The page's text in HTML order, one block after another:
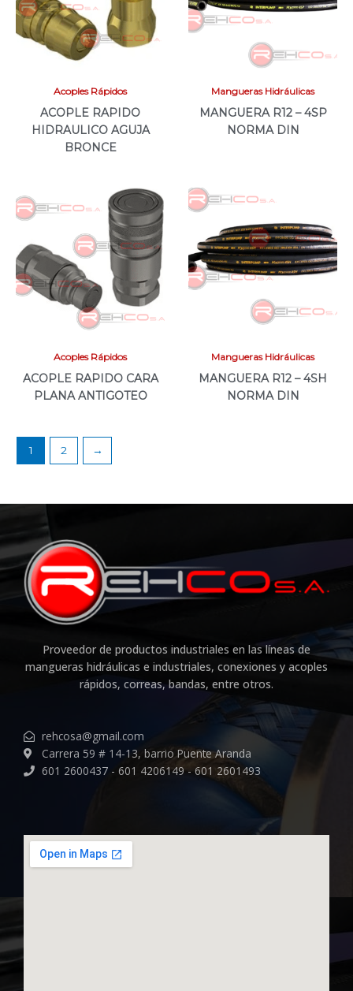
Acoples Rápidos
ACOPLE RAPIDO
HIDRAULICO AGUJA
BRONCE
Mangueras Hidráulicas
MANGUERA R12 – 4SP
NORMA DIN
Acoples Rápidos
ACOPLE RAPIDO CARA
PLANA ANTIGOTEO
Mangueras Hidráulicas
MANGUERA R12 – 4SH
NORMA DIN
1 2 →
Proveedor de productos industriales en las líneas de
mangueras hidráulicas e industriales, conexiones y acoples
rápidos, correas, bandas, entre otros.
rehcosa@gmail.com
Carrera 59 # 14-13, barrio Puente Aranda
601 2600437 - 601 4206149 - 601 2601493